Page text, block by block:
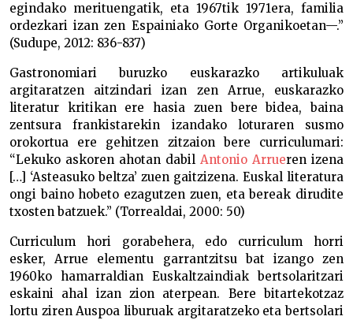
egindako merituengatik, eta 1967tik 1971era, familia
ordezkari izan zen Espainiako Gorte Organikoetan—.”
(Sudupe, 2012: 836-837)
Gastronomiari buruzko euskarazko artikuluak
argitaratzen aitzindari izan zen Arrue, euskarazko
literatur kritikan ere hasia zuen bere bidea, baina
zentsura frankistarekin izandako loturaren susmo
orokortua ere gehitzen zitzaion bere curriculumari:
“Lekuko askoren ahotan dabil Antonio Arrueren izena
[…] ‘Asteasuko beltza’ zuen gaitzizena. Euskal literatura
ongi baino hobeto ezagutzen zuen, eta bereak dirudite
txosten batzuek.” (Torrealdai, 2000: 50)
Curriculum hori gorabehera, edo curriculum horri
esker, Arrue elementu garrantzitsu bat izango zen
1960ko hamarraldian Euskaltzaindiak bertsolaritzari
eskaini ahal izan zion aterpean. Bere bitartekotzaz
lortu ziren Auspoa liburuak argitaratzeko eta bertsolari